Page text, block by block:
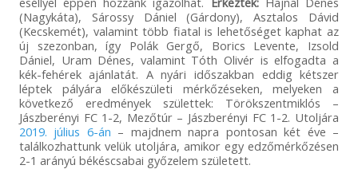
(Nagykáta), Sárossy Dániel (Gárdony), Asztalos Dávid
(Kecskemét), valamint több fiatal is lehetőséget kaphat az
új szezonban, így Polák Gergő, Borics Levente, Izsold
Dániel, Uram Dénes, valamint Tóth Olivér is elfogadta a
kék-fehérek ajánlatát. A nyári időszakban eddig kétszer
léptek pályára előkészületi mérkőzéseken, melyeken a
következő eredmények születtek: Törökszentmiklós –
Jászberényi FC 1-2, Mezőtúr – Jászberényi FC 1-2. Utoljára
2019. július 6-án – majdnem napra pontosan két éve –
találkozhattunk velük utoljára, amikor egy edzőmérkőzésen
2-1 arányú békéscsabai győzelem született.